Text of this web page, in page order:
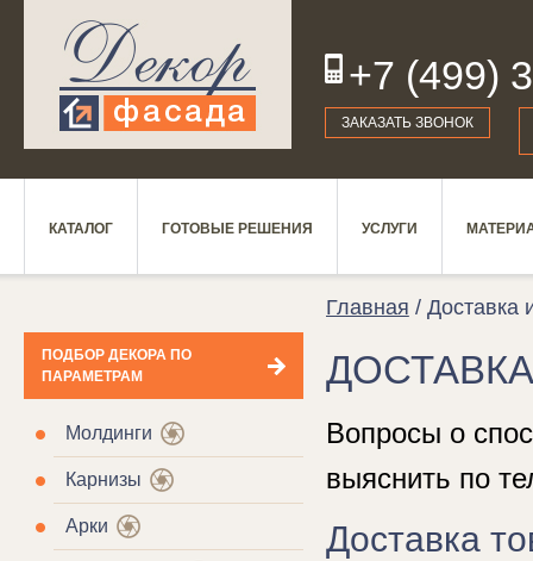
+7 (499)
19
ЗАКАЗАТЬ ЗВОНОК
КАТАЛОГ ГОТОВЫЕ РЕШЕНИЯ УСЛУГИ
ПОДБОР ДЕКОРА ПО
ПАРАМЕТРАМ
Молдинги
Карнизы
Арки
Главная / Доставка
Вопросы о
выяснить по
Доставка